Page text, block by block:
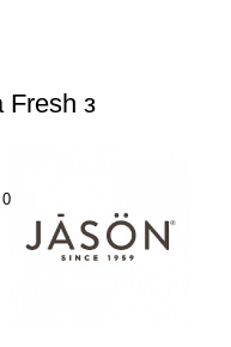
Fresh з
0